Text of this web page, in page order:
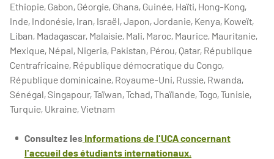
Ethiopie, Gabon, Géorgie, Ghana, Guinée, Haïti, Hong-Kong,
Inde, Indonésie, Iran, Israël, Japon, Jordanie, Kenya, Koweït,
Liban, Madagascar, Malaisie, Mali, Maroc, Maurice, Mauritanie,
Mexique, Népal, Nigeria, Pakistan, Pérou, Qatar, République
Centrafricaine, République démocratique du Congo,
République dominicaine, Royaume-Uni, Russie, Rwanda,
Sénégal, Singapour, Taïwan, Tchad, Thaïlande, Togo, Tunisie,
Turquie, Ukraine, Vietnam
Consultez les Informations de l'UCA concernant
l'accueil des étudiants internationaux.